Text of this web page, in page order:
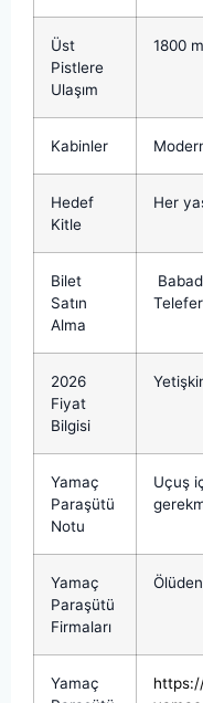
Üst
Pistlere
Ulaşım
1800
Kabinler
Hedef
Kitle
Her
Bilet
Satın
Alma
2026
Fiyat
Bilgisi
Yamaç
Paraşütü
Notu
Uçuş
Yamaç
Paraşütü
Firmaları
Yamaç